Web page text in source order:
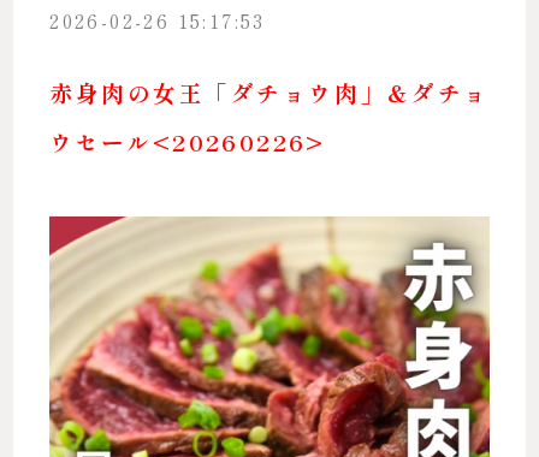
2026-02-26 15:17:53
赤身肉の女王「ダチョウ肉」＆ダチョ
ウセール<20260226>